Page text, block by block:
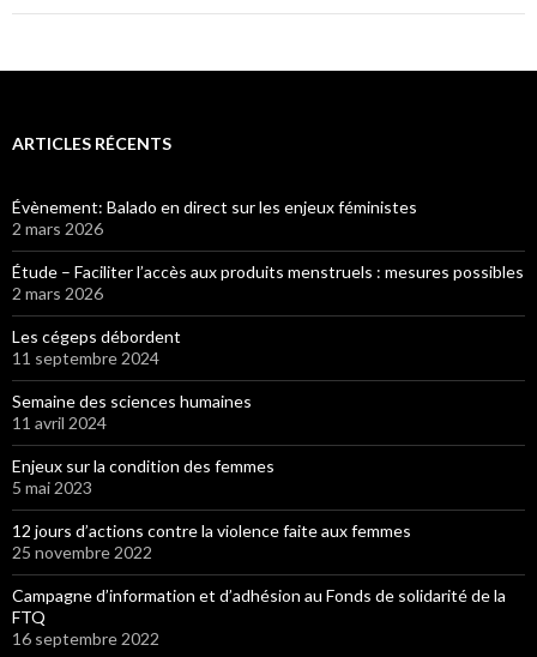
ARTICLES RÉCENTS
Évènement: Balado en direct sur les enjeux féministes
2 mars 2026
Étude – Faciliter l’accès aux produits menstruels : mesures possibles
2 mars 2026
Les cégeps débordent
11 septembre 2024
Semaine des sciences humaines
11 avril 2024
Enjeux sur la condition des femmes
5 mai 2023
12 jours d’actions contre la violence faite aux femmes
25 novembre 2022
Campagne d’information et d’adhésion au Fonds de solidarité de la
FTQ
16 septembre 2022